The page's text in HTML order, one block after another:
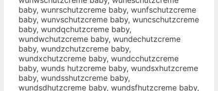
baby, wunrschutzcreme baby, wunfschutzcreme
baby, wunvschutzcreme baby, wuncschutzcreme
baby, wundqchutzcreme baby,
wundwchutzcreme baby, wundechutzcreme
baby, wundzchutzcreme baby,
wundxchutzcreme baby, wundcchutzcreme
baby, wunds hutzcreme baby, wundsxhutzcreme
baby, wundsshutzcreme baby,
wundsdhutzcreme baby, wundsfhutzcreme baby,